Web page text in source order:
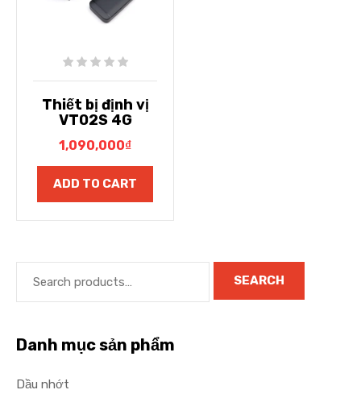
Thiết bị định vị
VT02S 4G
1,090,000₫
ADD TO CART
SEARCH
Danh mục sản phẩm
Dầu nhớt